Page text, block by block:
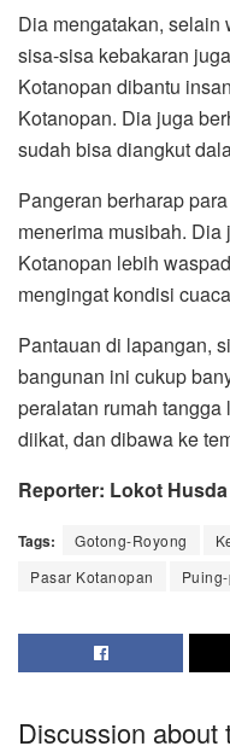
Dia mengatakan, selain
sisa-sisa kebakaran
Kotanopan dibantu
Kotanopan. Dia juga
sudah bisa diangkut
Pangeran berharap
menerima musibah.
Kotanopan lebih
mengingat kondisi
Pantauan di lapangan,
bangunan ini cukup
peralatan rumah
diikat, dan dibawa ke
Reporter: Lokot
Tags: Gotong-Royong
Pasar Kotanopan
Discussion about